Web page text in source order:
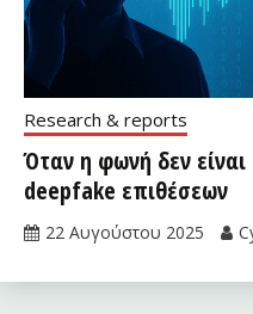
Research & reports
Όταν η φωνή δεν
deepfake επιθέσεων
22 Αυγούστου 2025